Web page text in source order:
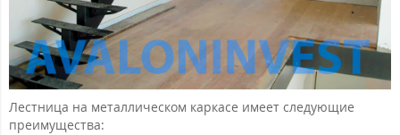
Лестница на металлическом каркасе имеет следующие
преимущества: